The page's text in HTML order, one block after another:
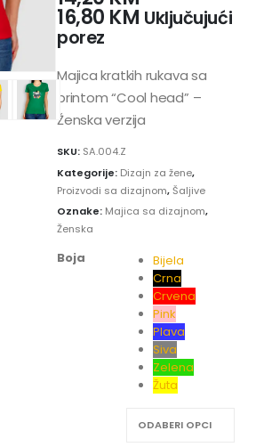
16,80 KM Uključujući
porez
Majica kratkih rukava sa
printom “Cool head” –
Ženska verzija
SKU: SA.004.Z
Kategorije: Dizajn za žene,
Proizvodi sa dizajnom,Šaljive
Oznake: Majica sa dizajnom,
Ženska
Boja
Bijela
Crna
Crvena
Pink
Plava
Siva
Zelena
Žuta